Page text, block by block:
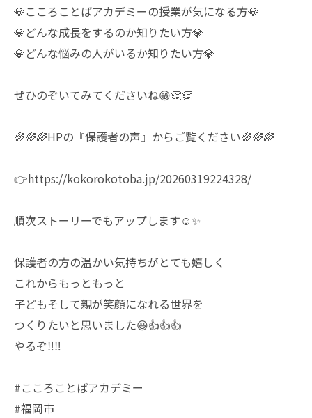
💎こころことばアカデミーの授業が気になる方💎
💎どんな成長をするのか知りたい方💎
💎どんな悩みの人がいるか知りたい方💎
ぜひのぞいてみてくださいね😁👏👏
🌈🌈🌈HPの『保護者の声』からご覧ください🌈🌈🌈
👉https://kokorokotoba.jp/20260319224328/
順次ストーリーでもアップします☺️✨
保護者の方の温かい気持ちがとても嬉しく
これからもっともっと
子どもそして親が笑顔になれる世界を
つくりたいと思いました😆👍👍👍
やるぞ‼️‼️
#こころことばアカデミー
#福岡市